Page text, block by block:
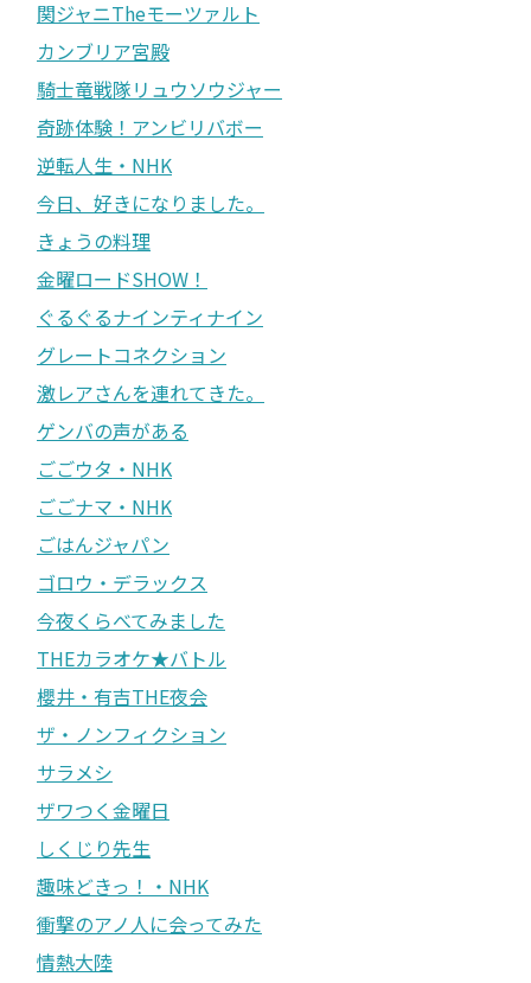
関ジャニTheモーツァルト
カンブリア宮殿
騎士竜戦隊リュウソウジャー
奇跡体験！アンビリバボー
逆転人生・NHK
今日、好きになりました。
きょうの料理
金曜ロードSHOW！
ぐるぐるナインティナイン
グレートコネクション
激レアさんを連れてきた。
ゲンバの声がある
ごごウタ・NHK
ごごナマ・NHK
ごはんジャパン
ゴロウ・デラックス
今夜くらべてみました
THEカラオケ★バトル
櫻井・有吉THE夜会
ザ・ノンフィクション
サラメシ
ザワつく金曜日
しくじり先生
趣味どきっ！・NHK
衝撃のアノ人に会ってみた
情熱大陸